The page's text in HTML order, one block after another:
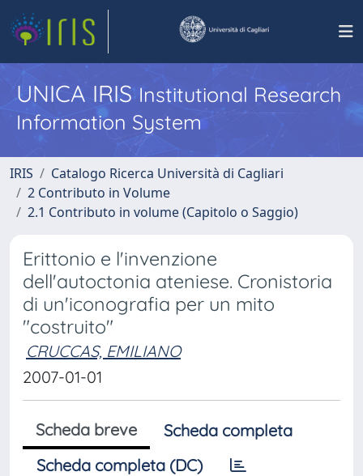
UNICA IRISInstitutional Research
Information System
IRIS
Catalogo Ricerca Università di Cagliari
2 Contributo in Volume
2.1 Contributo in volume (Capitolo o Saggio)
Erittonio e l'invenzione
dell'autoctonia ateniese. Cronistoria
di un'iconografia per un mito
"costruito"
CRUCCAS, EMILIANO
2007-01-01
Scheda breve
Scheda completa
Scheda completa (DC)